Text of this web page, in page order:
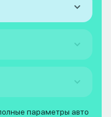
параметры авто